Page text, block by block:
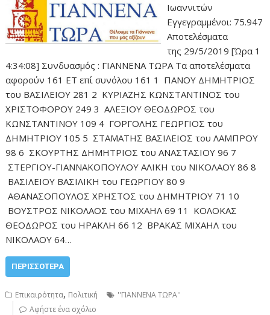
Ιωαννιτών
Εγγεγραμμένοι: 75.947
Αποτελέσματα
της 29/5/2019 [Ώρα 1
4:34:08] Συνδυασμός : ΓΙΑΝΝΕΝΑ ΤΩΡΑ Τα αποτελέσματα
αφορούν 161 ET επί συνόλου 161 1 ΠΑΝΟΥ ΔΗΜΗΤΡΙΟΣ
του ΒΑΣΙΛΕΙΟΥ 281 2 ΚΥΡΙΑΖΗΣ ΚΩΝΣΤΑΝΤΙΝΟΣ του
ΧΡΙΣΤΟΦΟΡΟΥ 249 3 ΑΛΕΞΙΟΥ ΘΕΟΔΩΡΟΣ του
ΚΩΝΣΤΑΝΤΙΝΟΥ 109 4 ΓΟΡΓΟΛΗΣ ΓΕΩΡΓΙΟΣ του
ΔΗΜΗΤΡΙΟΥ 105 5 ΣΤΑΜΑΤΗΣ ΒΑΣΙΛΕΙΟΣ του ΛΑΜΠΡΟΥ
98 6 ΣΚΟΥΡΤΗΣ ΔΗΜΗΤΡΙΟΣ του ΑΝΑΣΤΑΣΙΟΥ 96 7
ΣΤΕΡΓΙΟΥ-ΓΙΑΝΝΑΚΟΠΟΥΛΟΥ ΑΛΙΚΗ του ΝΙΚΟΛΑΟΥ 86 8
ΒΑΣΙΛΕΙΟΥ ΒΑΣΙΛΙΚΗ του ΓΕΩΡΓΙΟΥ 80 9
ΑΘΑΝΑΣΟΠΟΥΛΟΣ ΧΡΗΣΤΟΣ του ΔΗΜΗΤΡΙΟΥ 71 10
ΒΟΥΣΤΡΟΣ ΝΙΚΟΛΑΟΣ του ΜΙΧΑΗΛ 69 11 ΚΟΛΟΚΑΣ
ΘΕΟΔΩΡΟΣ του ΗΡΑΚΛΗ 66 12 ΒΡΑΚΑΣ ΜΙΧΑΗΛ του
ΝΙΚΟΛΑΟΥ 64…
ΠΕΡΙΣΣΌΤΕΡΑ
Επικαιρότητα, Πολιτική
''ΓΙΑΝΝΕΝΑ ΤΩΡΑ''
Αφήστε ένα σχόλιο